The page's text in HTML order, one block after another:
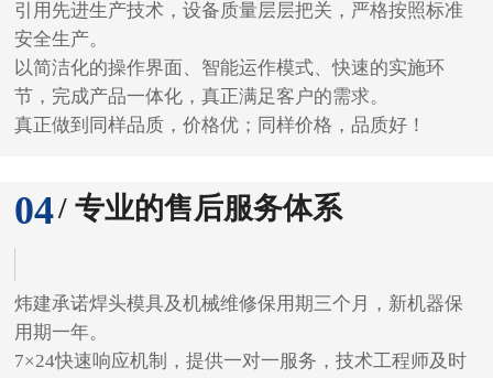
引用先进生产技术，设备质量层层把关，严格按照标准
安全生产。
以简洁化的操作界面、智能运作模式、快速的实施环
节，完成产品一体化，真正满足客户的需求。
真正做到同样品质，价格优；同样价格，品质好！
04/ 专业的售后服务体系
炜建承诺焊头模具及机械维修保用期三个月，新机器保
用期一年。
7×24快速响应机制，提供一对一服务，技术工程师及时